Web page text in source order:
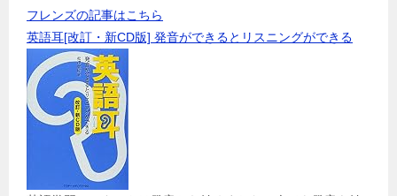
フレンズの記事はこちら
英語耳[改訂・新CD版] 発音ができるとリスニングができる